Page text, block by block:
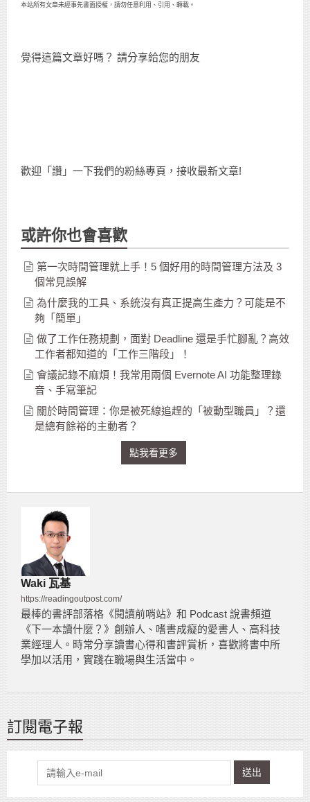
本站所有文章未經事先書面授權，請勿任意利用、引用、轉載。
覺得這篇文章好嗎？ 請分享給您的朋友
歡迎「讚」一下我們的粉絲專頁，接收最新文章!
或許你也會喜歡
第一次時間管理就上手！5 個好用的時間管理方法及 3
個常見誤解
為什麼我的工具、系統沒有真正提高生產力？可能是不
夠「簡單」
做了工作任務規劃，面對 Deadline 還是手忙腳亂？高效
工作者都知道的「工作三階段」！
會議記錄不麻煩！我常用兩個 Evernote AI 功能整理錄
音、手寫筆記
關於時間管理：你是被死線追趕的「被動型職員」？還
是總有餘裕的主動者？
點我看更多
Waki 瓦基
https://readingoutpost.com/
最棒的書評部落格《閱讀前哨站》和 Podcast 說書頻道
《下一本讀什麼？》創辦人、嗜書成癡的愛書人、高科技
業經理人。時常分享讀書心得和書評賞析，喜歡將書中所
學加以活用，實踐在職場與生活當中。
訂閱電子報
送出